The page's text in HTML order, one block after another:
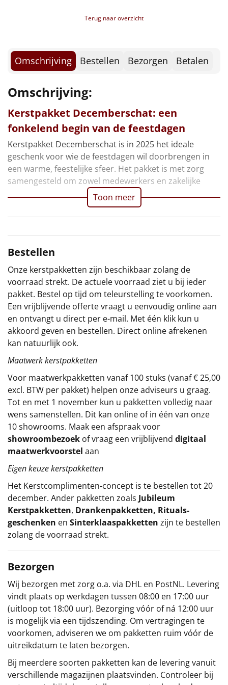
Slowcooker POPULAIR
Deken (fleece plaid)
Alle artikelen
Overige
Ideeën
Personeel
Doe het zelf
Sinterklaaspakketten
Particulier
Kerstgeschenken 2026
Relatiegeschenken
Cadeaubon
Alle overige
Terug naar overzicht
Omschrijving Bestellen Bezorgen Betalen
Omschrijving:
Kerstpakket Decemberschat: een
fonkelend begin van de feestdagen
Kerstpakket Decemberschat is in 2025 het ideale
geschenk voor wie de feestdagen wil doorbrengen in
een warme, feestelijke sfeer. Het pakket is met zorg
samengesteld om zowel medewerkers en zakelijke
Toon meer
Bestellen
Onze kerstpakketten zijn beschikbaar zolang de
voorraad strekt. De actuele voorraad ziet u bij ieder
pakket. Bestel op tijd om teleurstelling te voorkomen.
Een vrijblijvende offerte vraagt u eenvoudig online aan
en ontvangt u direct per e-mail. Met één klik kun u
akkoord geven en bestellen. Direct online afrekenen
kan natuurlijk ook.
Maatwerk kerstpakketten
Voor maatwerkpakketten vanaf 100 stuks (vanaf € 25,00
excl. BTW per pakket) helpen onze adviseurs u graag.
Tot en met 1 november kun u pakketten volledig naar
wens samenstellen. Dit kan online of in één van onze
10 showrooms. Maak een afspraak voor
showroombezoek of vraag een vrijblijvend digitaal
maatwerkvoorstel aan
Eigen keuze kerstpakketten
Het Kerstcomplimenten-concept is te bestellen tot 20
december. Ander pakketten zoals Jubileum
Kerstpakketten, Drankenpakketten, Rituals-
geschenken en Sinterklaaspakketten zijn te bestellen
zolang de voorraad strekt.
Bezorgen
Wij bezorgen met zorg o.a. via DHL en PostNL. Levering
vindt plaats op werkdagen tussen 08:00 en 17:00 uur
(uitloop tot 18:00 uur). Bezorging vóór of ná 12:00 uur
is mogelijk via een tijdszending. Om vertragingen te
voorkomen, adviseren we om pakketten ruim vóór de
uitreikdatum te laten bezorgen.
Bij meerdere soorten pakketten kan de levering vanuit
verschillende magazijnen plaatsvinden. Controleer bij